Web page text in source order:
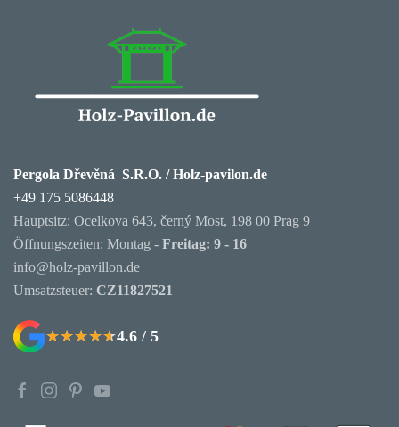
Pergola Dřevěná S.R.O. / Holz-pavilon.de
+49 175 5086448
Hauptsitz: Ocelkova 643, černý Most, 198 00 Prag 9
Öffnungszeiten: Montag - Freitag: 9 - 16
info@holz-pavillon.de
Umsatzsteuer: CZ11827521
★★★★★
★★★★★4.6 / 5